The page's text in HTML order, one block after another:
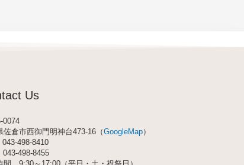
Us
0074
佐倉市西御門明神台473-16（GoogleMap）
043-498-8410
498-8455